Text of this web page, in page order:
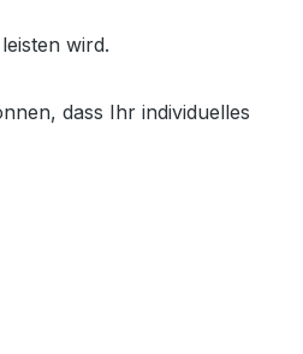
wird.
dass Ihr individuelles